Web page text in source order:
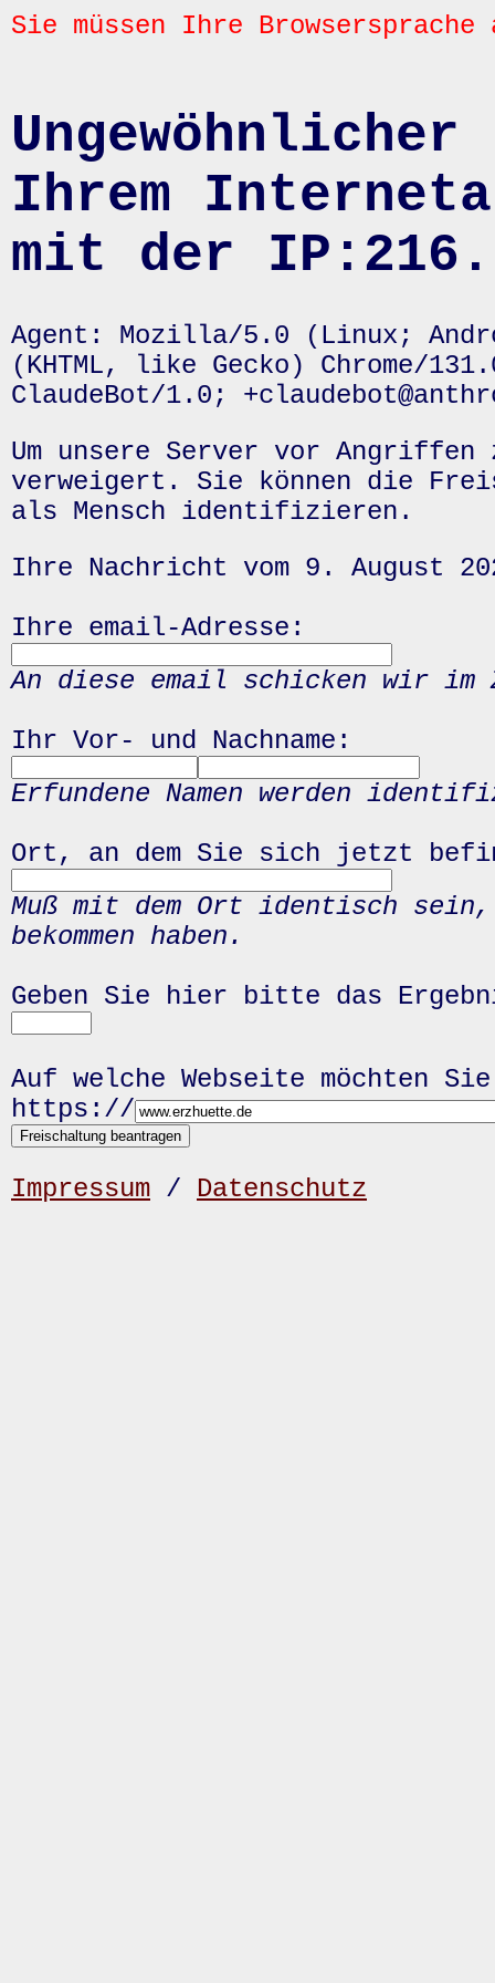
Sie müssen Ihre
Ihrem
mit der
Agent: Mozilla/5.0 (Linux;
(KHTML, like Gecko) Chrome/
ClaudeBot/1.0;
Um unsere Server vor
verweigert. Sie können die
als Mensch identifizieren.
Ihre Nachricht vom 9. August
Ihre email-Adresse:
An diese email schicken wir
Ihr Vor- und Nachname:
Erfundene Namen werden
Ort, an dem Sie sich jetzt
Muß mit dem Ort identisch
bekommen haben.
Geben Sie hier bitte das
Auf welche Webseite möchten
https://
Impressum / Datenschutz